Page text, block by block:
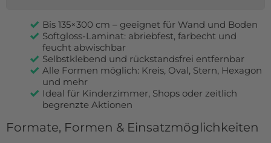
80x205 cm 134,99€
100x150 cm 124,99€
120x200 cm 186,99€
Bis 135×300 cm – geeignet für Wand und Boden
Softgloss-Laminat: abriebfest, farbecht und
feucht abwischbar
Selbstklebend und rückstandsfrei entfernbar
Alle Formen möglich: Kreis, Oval, Stern, Hexagon
und mehr
Ideal für Kinderzimmer, Shops oder zeitlich
begrenzte Aktionen
Formate, Formen & Einsatzmöglichkeiten